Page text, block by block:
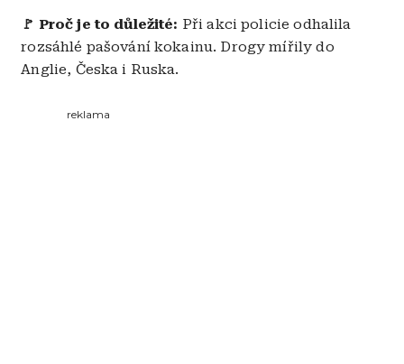
🚩 Proč je to důležité: Při akci policie odhalila
rozsáhlé pašování kokainu. Drogy mířily do
Anglie, Česka i Ruska.
reklama